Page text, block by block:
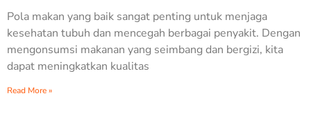
Pola makan yang baik sangat penting untuk menjaga
kesehatan tubuh dan mencegah berbagai penyakit. Dengan
mengonsumsi makanan yang seimbang dan bergizi, kita
dapat meningkatkan kualitas
Read More »